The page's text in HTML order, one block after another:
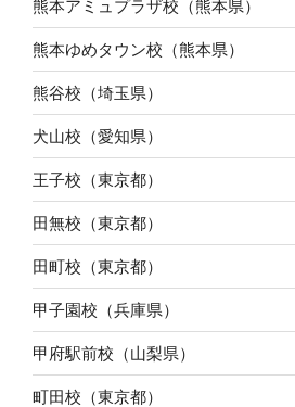
熊本アミュプラザ校（熊本県）
熊本ゆめタウン校（熊本県）
熊谷校（埼玉県）
犬山校（愛知県）
王子校（東京都）
田無校（東京都）
田町校（東京都）
甲子園校（兵庫県）
甲府駅前校（山梨県）
町田校（東京都）